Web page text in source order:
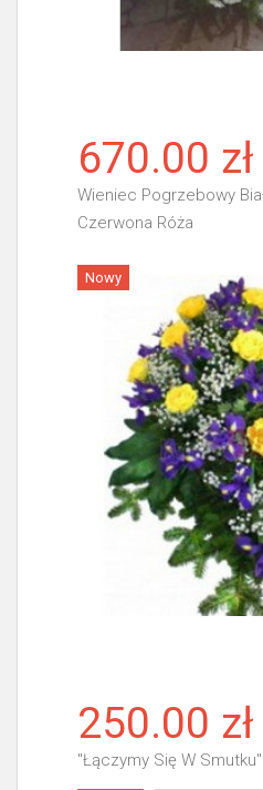
670.00 zł
Wieniec Pogrzebowy
Czerwona Róża
Więcej
Nowy
250.00 zł
"Łączymy Się W Smutku"